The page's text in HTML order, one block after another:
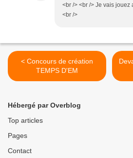
<br /> <br /> Je vais jouez
<br />
< Concours de création
TEMPS D'EM
Hébergé par Overblog
Top articles
Pages
Contact